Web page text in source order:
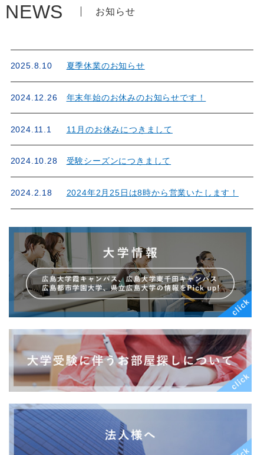
NEWS お知らせ
2025.8.10 夏季休業のお知らせ
2024.12.26 年末年始のお休みのお知らせです！
2024.11.1 11月のお休みにつきまして
2024.10.28 受験シーズンにつきまして
2024.2.18 2024年2月25日は8時から営業いたします！